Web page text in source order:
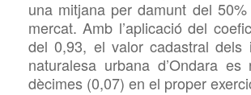
una mitjana per damunt del
mercat. Amb l’aplicació del
del 0,93, el valor cadastral dels
naturalesa urbana d’Ondara
dècimes (0,07) en el proper